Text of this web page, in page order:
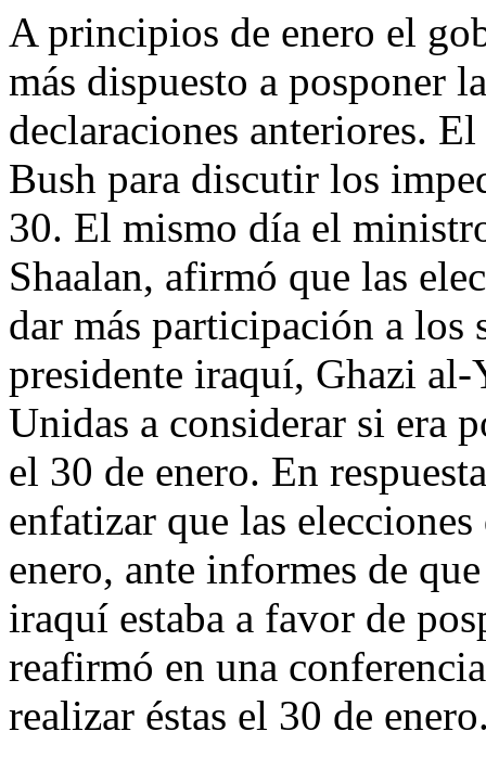
A principios de enero el
más dispuesto a posponer
declaraciones anteriores.
Bush para discutir los
30. El mismo día el
Shaalan, afirmó que las
dar más participación a
presidente iraquí, Ghazi
Unidas a considerar si era
el 30 de enero. En
enfatizar que las
enero, ante informes de
iraquí estaba a favor de
reafirmó en una
realizar éstas el 30 de